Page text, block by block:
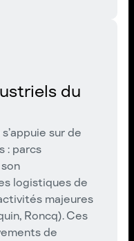
du
sur de
: parcs
logistiques de
majeures
Roncq). Ces
de